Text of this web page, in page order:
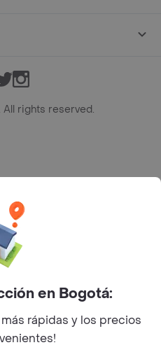
TwitterInstagram
All rights reserved.
en Bogotá:
rápidas y los precios